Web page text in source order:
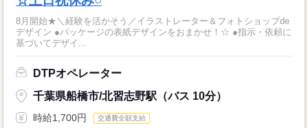
8月開始★＼経験を活かそう／イラストレーター＆フォトショップde
デザイン ●パッケージの表紙デザインをおまかせ！☆ ●指示・依頼に
基づいてデザイ...
DTPオペレーター
千葉県船橋市/北習志野駅（バス 10分）
時給1,700円 交通費全額支給